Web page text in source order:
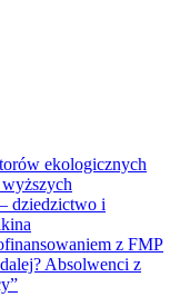
ekologicznych
dziedzictwo i
z FMP
Absolwenci z